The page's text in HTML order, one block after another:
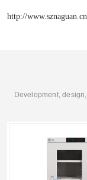
http://www.sznaguan.cn
Development,